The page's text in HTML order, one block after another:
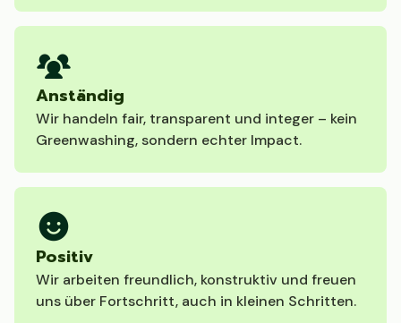
Anständig
Wir handeln fair, transparent und integer – kein
Greenwashing, sondern echter Impact.
Positiv
Wir arbeiten freundlich, konstruktiv und freuen
uns über Fortschritt, auch in kleinen Schritten.